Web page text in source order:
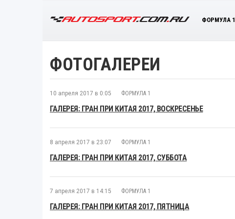
ФОРМУЛА 1
ФОТОГАЛЕРЕИ
10 апреля 2017 в 0:05 ФОРМУЛА 1
ГАЛЕРЕЯ: ГРАН ПРИ КИТАЯ 2017, ВОСКРЕСЕНЬЕ
8 апреля 2017 в 23:07 ФОРМУЛА 1
ГАЛЕРЕЯ: ГРАН ПРИ КИТАЯ 2017, СУББОТА
7 апреля 2017 в 14:15 ФОРМУЛА 1
ГАЛЕРЕЯ: ГРАН ПРИ КИТАЯ 2017, ПЯТНИЦА